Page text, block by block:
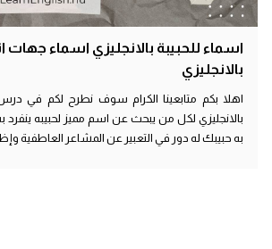
اسماء للحبيبة بالانجليزي اسماء جهات
بالانجليزي
اهلا بكم متابعينا الكرام سوف نطرح لكم في درس
بالانجليزي لكل من يبحث عن اسم مميز لحبيبه
به حبيبك له دور في التعبير عن المشاعر العاطفية